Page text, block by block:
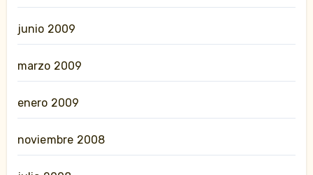
junio 2009
marzo 2009
enero 2009
noviembre 2008